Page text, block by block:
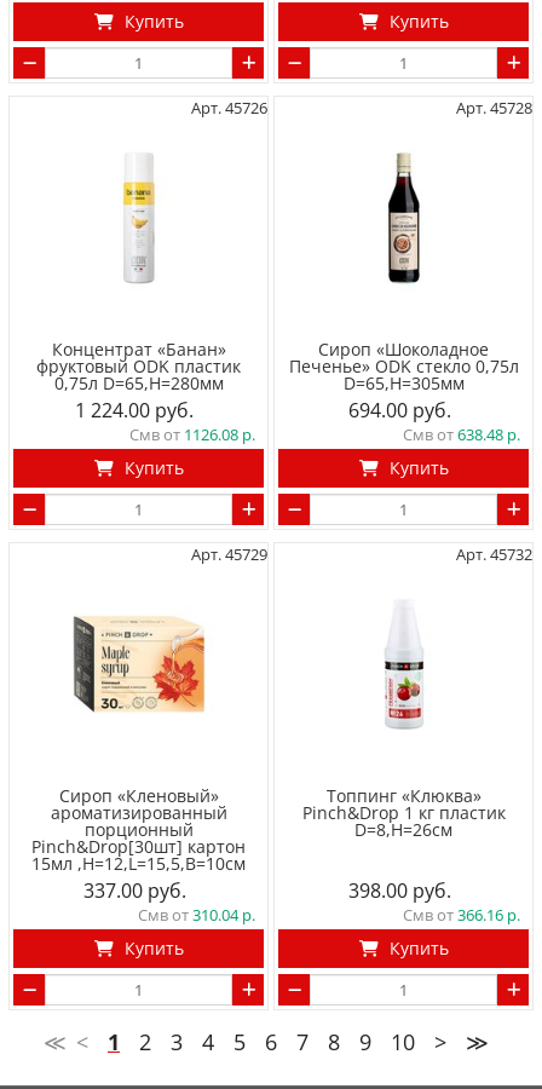
Купить Купить
Арт. 45726
Концентрат «Банан»
фруктовый ODK пластик
0,75л D=65,H=280мм
1 224.00
Смв от 1126.08
Купить
Арт. 45728
Сироп «Шоколадное
Печенье» ODK стекло 0,75л
D=65,H=305мм
694.00
Смв от638.48
Купить
Арт. 45729
Сироп «Кленовый»
ароматизированный
порционный
Pinch&Drop[30шт] картон
15мл ,H=12,L=15,5,B=10см
337.00
Смв от310.04
Купить
Арт. 45732
Топпинг «Клюква»
Pinch&Drop 1 кг пластик
D=8,H=26см
398.00
Смв от366.16
Купить
≪ < 1 2 3 4 5 6 7 8 9 10 > ≫